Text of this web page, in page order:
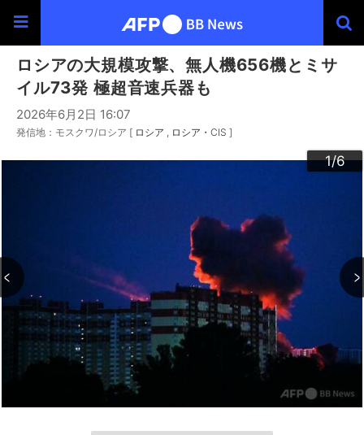
ロシアの大規模攻撃、無人機656機とミサ
イル73発 極超音速兵器も
2026年6月2日 16:07
発信地：モスクワ/ロシア [ ロシア ロシア・CIS ]
1/6
2/6
3/6
4/6
5/6
6/6